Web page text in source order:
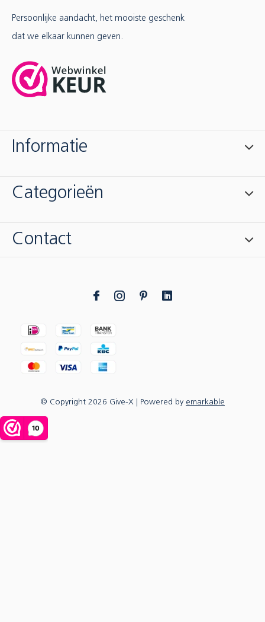
Persoonlijke aandacht, het mooiste geschenk
dat we elkaar kunnen geven.
Informatie
Categorieën
Contact
© Copyright 2026 Give-X | Powered by emarkable